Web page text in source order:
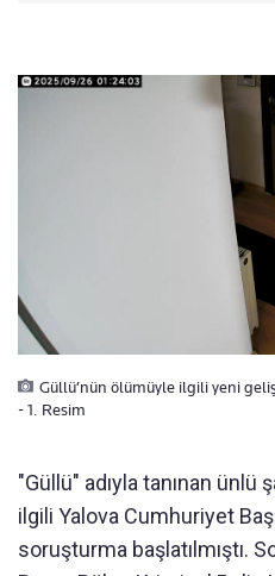
Güllü’nün ölümüyle ilgili yeni
- 1. Resim
"Güllü" adıyla tanınan ünlü
ilgili Yalova Cumhuriyet
soruşturma başlatılmıştı.